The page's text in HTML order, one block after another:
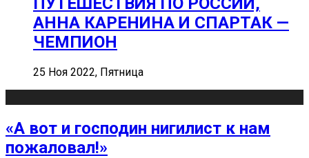
АННА КАРЕНИНА И СПАРТАК —
ЧЕМПИОН
25 Ноя 2022, Пятница
«А вот и господин нигилист к нам
пожаловал!»